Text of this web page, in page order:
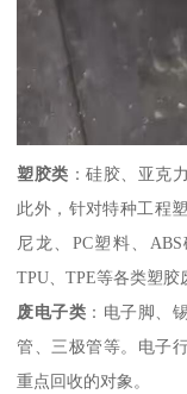
塑胶类 ：硅胶、亚克
此外，针对特种工程
尼龙、PC塑料、ABS
TPU、TPE等各类塑胶
废电子类 ：电子脚、
管、三极管等。电子
重点回收的对象。